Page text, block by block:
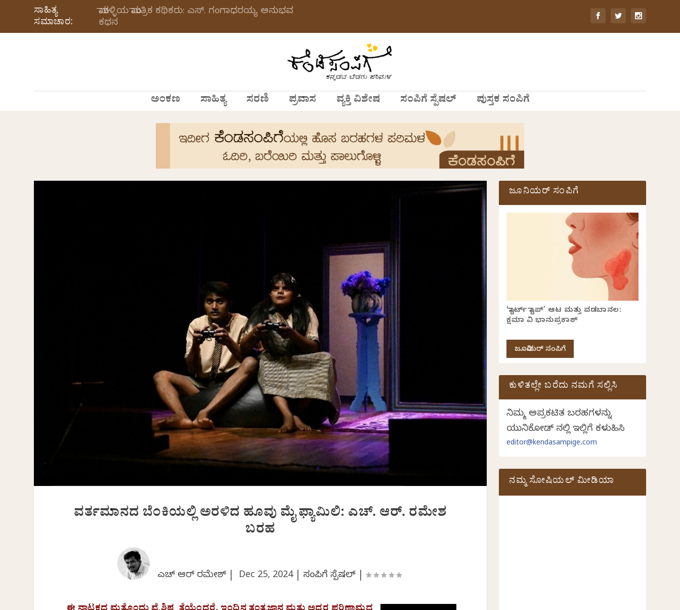
ಸಾಹಿತ್ಯ
ಸಮಾಚಾರ:
ಮಾಕಳ್ಳಿಯ ಮಾಂತ್ರಿಕ ಕಥಿಕರು: ಎಸ್. ಗಂಗಾಧರಯ್ಯ ಅನುಭವ
ಕಥನ
ಅಂಕಣ ಸಾಹಿತ್ಯ ಸರಣಿ ಪ್ರವಾಸ ವ್ಯಕ್ತಿ ವಿಶೇಷ ಸಂಪಿಗೆ ಸ್ಪೆಷಲ್ ಪುಸ್ತಕ ಸಂಪಿಗೆ
ವರ್ತಮಾನದ ಬೆಂಕಿಯಲ್ಲಿ ಅರಳಿದ ಹೂವು ಮೈ ಫ್ಯಾಮಿಲಿ: ಎಚ್. ಆರ್. ರಮೇಶ
ಬರಹ
ಎಚ್ ಆರ್ ರಮೇಶ್ | Dec 25, 2024| ಸಂಪಿಗೆ ಸ್ಪೆಷಲ್|
ಜೂನಿಯರ್ ಸಂಪಿಗೆ
‘ಸ್ಟಾರ್ಟ್ ಸ್ಟಾಪ್’ ಆಟ ಮತ್ತು ವಡಬಾನಲ:
ಕ್ಷಮಾ ವಿ ಭಾನುಪ್ರಕಾಶ್
ಜೂನಿಯರ್ ಸಂಪಿಗೆ
ಕುಳಿತಲ್ಲೇ ಬರೆದು ನಮಗೆ ಸಲ್ಲಿಸಿ
ನಿಮ್ಮ ಅಪ್ರಕಟಿತ ಬರಹಗಳನ್ನು
ಯುನಿಕೋಡ್ ನಲ್ಲಿ ಇಲ್ಲಿಗೆ ಕಳುಹಿಸಿ
editor@kendasampige.com
ನಮ್ಮ ಸೋಷಿಯಲ್‌ ಮೀಡಿಯಾ